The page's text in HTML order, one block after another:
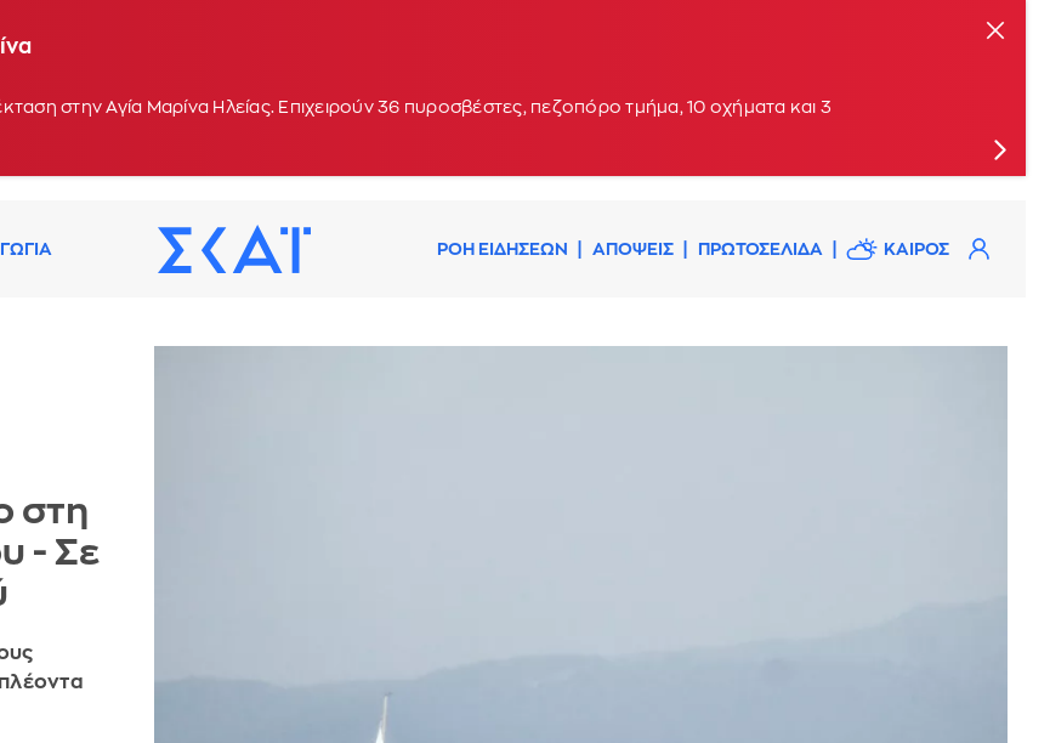
στη Σκύρο
στην Αγία Μαρίνα Ηλείας. Επιχειρούν 36 πυροσβέστες, πεζοπόρο τμήμα, 10 οχήματα και 3
ΡΟΗ ΕΙΔΗΣΕΩΝ ΑΠΟΨΕΙΣ ΠΡΩΤΟΣΕΛΙΔΑ ΚΑΙΡΟΣ
στη
- Σε